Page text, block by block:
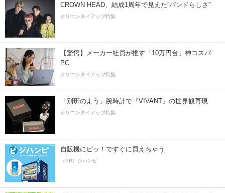
CROWN HEAD、結成1周年で見えた”バンドらしさ”
オリコンタイアップ特集
【驚愕】メーカー社員が推す「10万円台」神コスパ
PC
オリコンタイアップ特集
「別班のよう」腕時計で『VIVANT』の世界観再現
オリコンタイアップ特集
自販機にピッ！ですぐに買えちゃう
（PR）ジハンピ